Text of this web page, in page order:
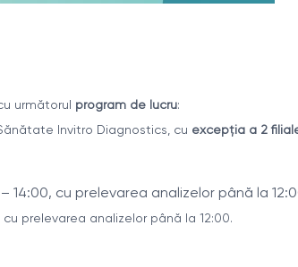
următorul program de lucru:
Invitro Diagnostics, cu excepția a 2
14:00, cu prelevarea analizelor până la
cu prelevarea analizelor până la 12:00.